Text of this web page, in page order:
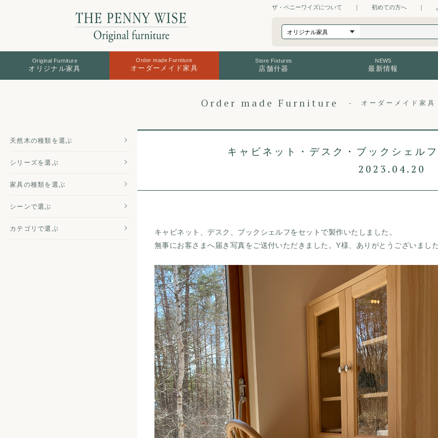
ザ・ペニーワイズについて 初めての方へ
Original Furniture
オリジナル家具
Order made Furniture
オーダーメイド家具
Store Fixtures
店舗什器
NEWS
最新情報
Order made Furniture オーダーメイド家具
天然木の種類を選ぶ
シリーズを選ぶ
家具の種類を選ぶ
シーンで選ぶ
カテゴリで選ぶ
キャビネット・デスク・ブックシェ
2023.04.20
キャビネット、デスク、ブックシェルフをセットで製作いたしました。
無事にお客さまへ届き写真をご送付いただきました。Y様、ありがとうございまし